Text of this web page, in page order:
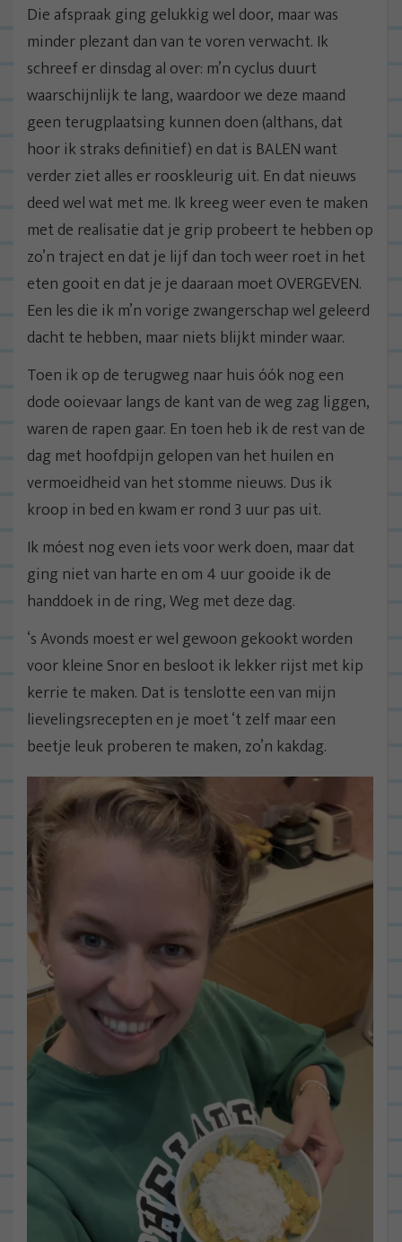
Die afspraak ging gelukkig wel door, maar was
minder plezant dan van te voren verwacht. Ik
schreef er dinsdag al over: m’n cyclus duurt
waarschijnlijk te lang, waardoor we deze maand
geen terugplaatsing kunnen doen (althans, dat
hoor ik straks definitief) en dat is BALEN want
verder ziet alles er rooskleurig uit. En dat nieuws
deed wel wat met me. Ik kreeg weer even te maken
met de realisatie dat je grip probeert te hebben op
zo’n traject en dat je lijf dan toch weer roet in het
eten gooit en dat je je daaraan moet OVERGEVEN.
Een les die ik m’n vorige zwangerschap wel geleerd
dacht te hebben, maar niets blijkt minder waar.
Toen ik op de terugweg naar huis óók nog een
dode ooievaar langs de kant van de weg zag liggen,
waren de rapen gaar. En toen heb ik de rest van de
dag met hoofdpijn gelopen van het huilen en
vermoeidheid van het stomme nieuws. Dus ik
kroop in bed en kwam er rond 3 uur pas uit.
Ik móest nog even iets voor werk doen, maar dat
ging niet van harte en om 4 uur gooide ik de
handdoek in de ring, Weg met deze dag.
‘s Avonds moest er wel gewoon gekookt worden
voor kleine Snor en besloot ik lekker rijst met kip
kerrie te maken. Dat is tenslotte een van mijn
lievelingsrecepten en je moet ‘t zelf maar een
beetje leuk proberen te maken, zo’n kakdag.